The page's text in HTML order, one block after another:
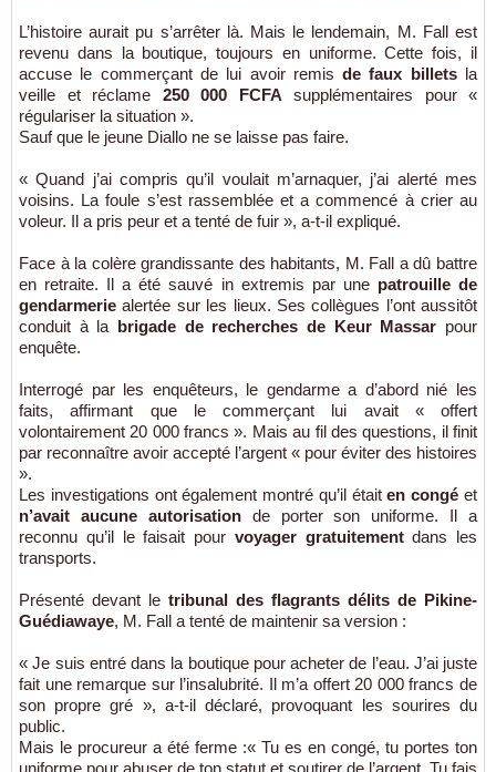
L’histoire aurait pu s’arrêter là. Mais le lendemain, M. Fall est
revenu dans la boutique, toujours en uniforme. Cette fois, il
accuse le commerçant de lui avoir remisde faux billetsla
veille et réclame 250 000 FCFA supplémentaires pour «
régulariser la situation ».
Sauf que le jeune Diallo ne se laisse pas faire.
« Quand j’ai compris qu’il voulait m’arnaquer, j’ai alerté mes
voisins. La foule s’est rassemblée et a commencé à crier au
voleur. Il a pris peur et a tenté de fuir », a-t-il expliqué.
Face à la colère grandissante des habitants, M. Fall a dû battre
en retraite. Il a été sauvé in extremis par une patrouille de
gendarmerie alertée sur les lieux. Ses collègues l’ont aussitôt
conduit à la brigade de recherches de Keur Massar pour
enquête.
Interrogé par les enquêteurs, le gendarme a d’abord nié les
faits, affirmant que le commerçant lui avait « offert
volontairement 20 000 francs ». Mais au fil des questions, il finit
par reconnaître avoir accepté l’argent « pour éviter des histoires
».
Les investigations ont également montré qu’il étaiten congé et
n’avait aucune autorisationde porter son uniforme. Il a
reconnu qu’il le faisait pour voyager gratuitementdans les
transports.
Présenté devant le tribunal des flagrants délits de Pikine-
Guédiawaye, M. Fall a tenté de maintenir sa version :
« Je suis entré dans la boutique pour acheter de l’eau. J’ai juste
fait une remarque sur l’insalubrité. Il m’a offert 20 000 francs de
son propre gré », a-t-il déclaré, provoquant les sourires du
public.
Mais le procureur a été ferme :« Tu es en congé, tu portes ton
uniforme pour abuser de ton statut et soutirer de l’argent. Tu fais